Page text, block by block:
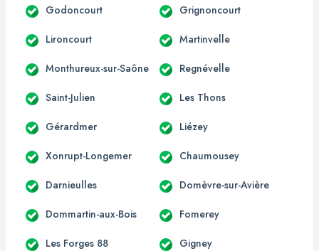
Godoncourt Grignoncourt
Lironcourt Martinvelle
Monthureux-sur-Saône Regnévelle
Saint-Julien Les Thons
Gérardmer Liézey
Xonrupt-Longemer Chaumousey
Darnieulles Domèvre-sur-Avière
Dommartin-aux-Bois Fomerey
Les Forges 88 Gigney